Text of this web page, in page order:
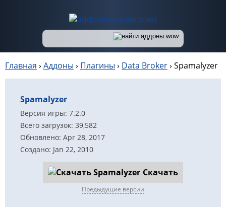
Главная › Аддоны › Плагины › Data Broker› Spamalyzer
Spamalyzer
Версия игры: 7.2.0
Всего загрузок: 39,582
Обновлено: Apr 28, 2017
Создано: Jan 22, 2010
Скачать
Предыдущие версии